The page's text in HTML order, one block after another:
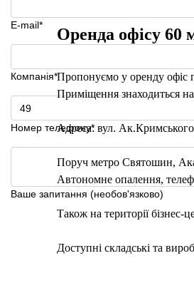
E-mail*
Компанія*
Номер телефону*
Ваше запитання (необов'язково)
Оренда офісу 60
Пропонуємо у оренду
Приміщення знаходиться
Адреса: вул.
Поруч метро Святошин,
Автономне опалення,
Також на території
Доступні складські та